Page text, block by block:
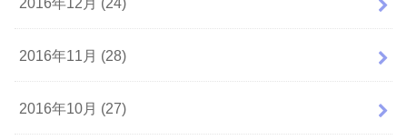
2016年11月 (28)
2016年10月 (27)